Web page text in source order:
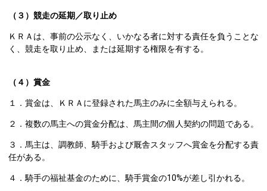
（３）競走の延期／取り止め
ＫＲＡは、事前の公示なく、いかなる者に対する責任を負うことな
く、競走を取り止め、または延期する権限を有する。
（４）賞金
１．賞金は、ＫＲＡに登録された馬主のみに全額与えられる。
２．複数の馬主への賞金分配は、馬主間の個人契約の問題である。
３．馬主は、調教師、騎手および厩舎スタッフへ賞金を分配する責
任がある。
４．騎手の福祉基金のために、騎手賞金の10%が差し引かれる。